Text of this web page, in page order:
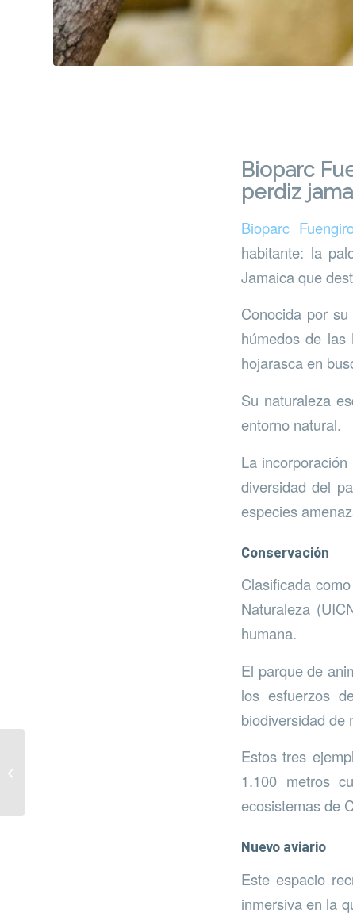
Bioparc
perdiz
Bioparc
habitante: la
Jamaica que
Conocida por
húmedos de las
hojarasca en
Su naturaleza
entorno natural.
La
diversidad del
especies
Conservación
Clasificada
Naturaleza
humana.
El parque de
los esfuerzos
biodiversidad de
Estos tres
1.100 metros
ecosistemas de
Nuevo aviario
Este espacio
inmersiva en la